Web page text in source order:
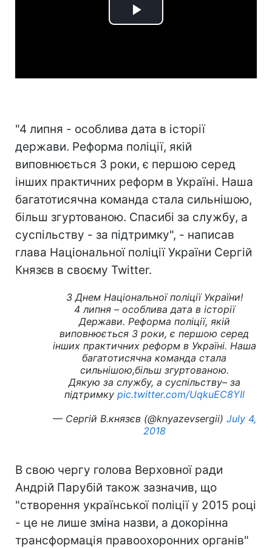
Play
"4 липня - особлива дата в історії
держави. Реформа поліції, якій
виповнюється 3 роки, є першою серед
інших практичних реформ в Україні. Наша
багатотисячна команда стала сильнішою,
більш згуртованою. Спасибі за службу, а
суспільству - за підтримку", - написав
глава Національної поліції України Сергій
Князєв в своєму Twitter.
З Днем Національної поліції України!
4 липня – особлива дата в історії
Держави. Реформа поліції, якій
виповнюється 3 роки, є першою серед
інших практичних реформ в Україні. Наша
багатотисячна команда стала
сильнішою,більш згуртованою.
Дякую за службу, а суспільству– за
підтримку pic.twitter.com/UqkuEC8YIl
— Сергій В.князєв (@knyazevsergii) July 4,
2018
В свою чергу голова Верховної ради
Андрій Парубій також зазначив, що
"створення української поліції у 2015 році
- це не лише зміна назви, а докорінна
трансформація правоохоронних органів"